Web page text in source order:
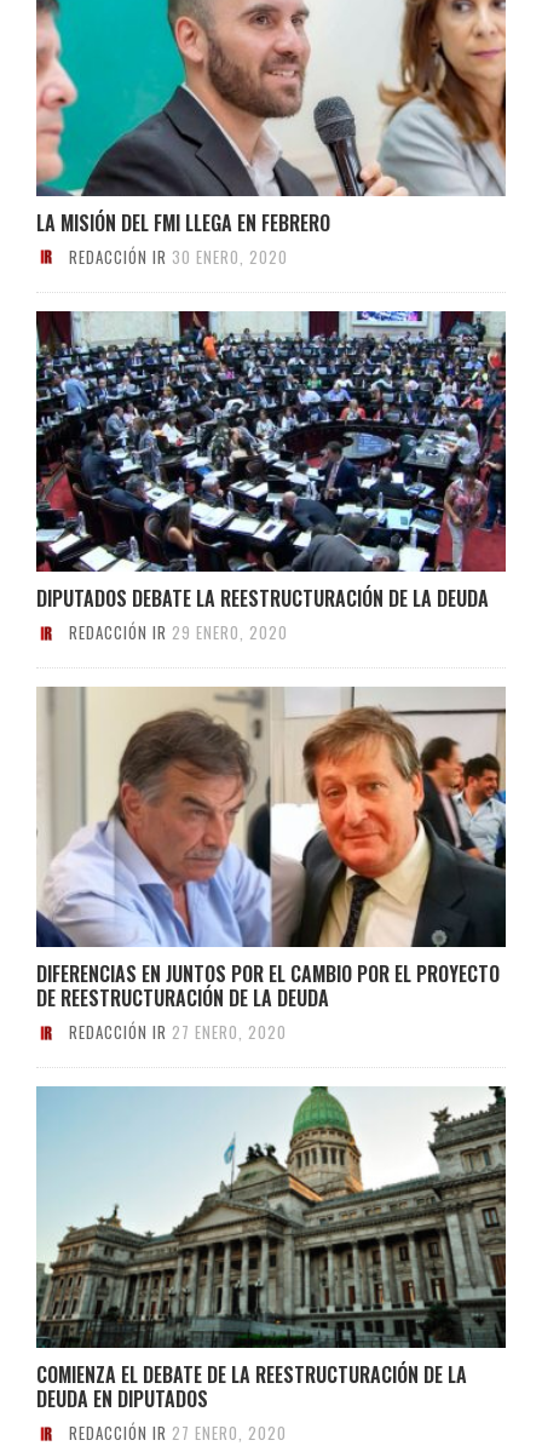
LA MISIÓN DEL FMI LLEGA EN FEBRERO
REDACCIÓN IR 30 ENERO, 2020
DIPUTADOS DEBATE LA REESTRUCTURACIÓN DE LA DEUDA
REDACCIÓN IR 29 ENERO, 2020
DIFERENCIAS EN JUNTOS POR EL CAMBIO POR EL PROYECTO
DE REESTRUCTURACIÓN DE LA DEUDA
REDACCIÓN IR 27 ENERO, 2020
COMIENZA EL DEBATE DE LA REESTRUCTURACIÓN DE LA
DEUDA EN DIPUTADOS
REDACCIÓN IR 27 ENERO, 2020